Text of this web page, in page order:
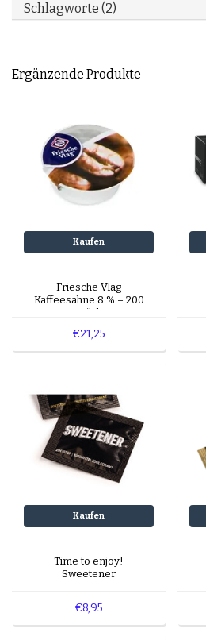
Schlagworte (2)
Ergänzende Produkte
Kaufen
Friesche Vlag
Kaffeesahne 8 % – 200
Stück
€21,25
Kaufen
Time to enjoy!
Sweetener
€8,95